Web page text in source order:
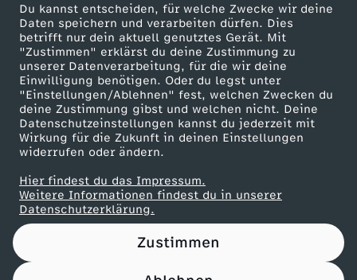
Du kannst entscheiden, für welche Zwecke wir deine
Daten speichern und verarbeiten dürfen. Dies
betrifft nur dein aktuell genutztes Gerät. Mit
"Zustimmen" erklärst du deine Zustimmung zu
unserer Datenverarbeitung, für die wir deine
Einwilligung benötigen. Oder du legst unter
"Einstellungen/Ablehnen" fest, welchen Zwecken du
deine Zustimmung gibst und welchen nicht. Deine
Datenschutzeinstellungen kannst du jederzeit mit
Wirkung für die Zukunft in deinen Einstellungen
widerrufen oder ändern.
Hier findest du das Impressum.
Weitere Informationen findest du in unserer
Datenschutzerklärung.
Zustimmen
e
b
e
n
f
ü
ZDF goes Schule
Werbefernsehen
Mainzelmännchen
Partner